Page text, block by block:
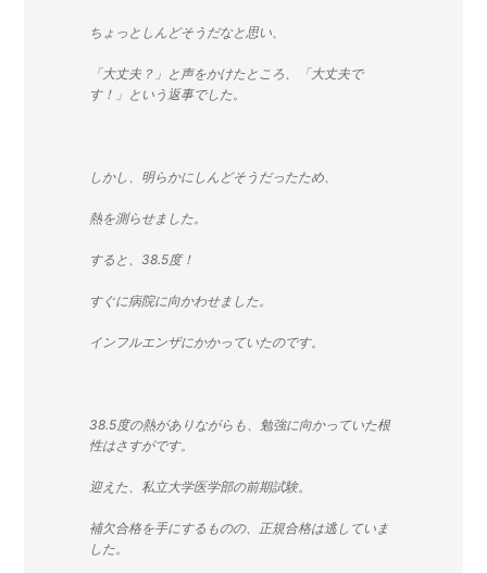
ちょっとしんどそうだなと思い、
「大丈夫？」と声をかけたところ、「大丈夫で
す！」という返事でした。
しかし、明らかにしんどそうだったため、
熱を測らせました。
すると、38.5度！
すぐに病院に向かわせました。
インフルエンザにかかっていたのです。
38.5度の熱がありながらも、勉強に向かっていた根
性はさすがです。
迎えた、私立大学医学部の前期試験。
補欠合格を手にするものの、正規合格は逃していま
した。